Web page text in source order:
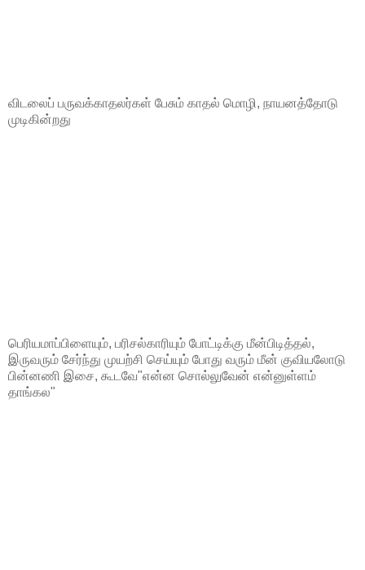
விடலைப் பருவக்காதலர்கள் பேசும் காதல் மொழி, நாயனத்தோடு
முடிகின்றது
பெரியமாப்பிளையும், பரிசல்காரியும் போட்டிக்கு மீன்பிடித்தல்,
இருவரும் சேர்ந்து முயற்சி செய்யும் போது வரும் மீன் குவியலோடு
பின்னணி இசை, கூடவே"என்ன சொல்லுவேன் என்னுள்ளம்
தாங்கல"